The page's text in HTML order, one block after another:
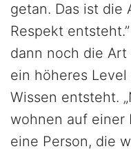
getan. Das ist die
Respekt
dann noch die
ein höheres
Wissen entsteht.
wohnen auf einer
eine Person, die